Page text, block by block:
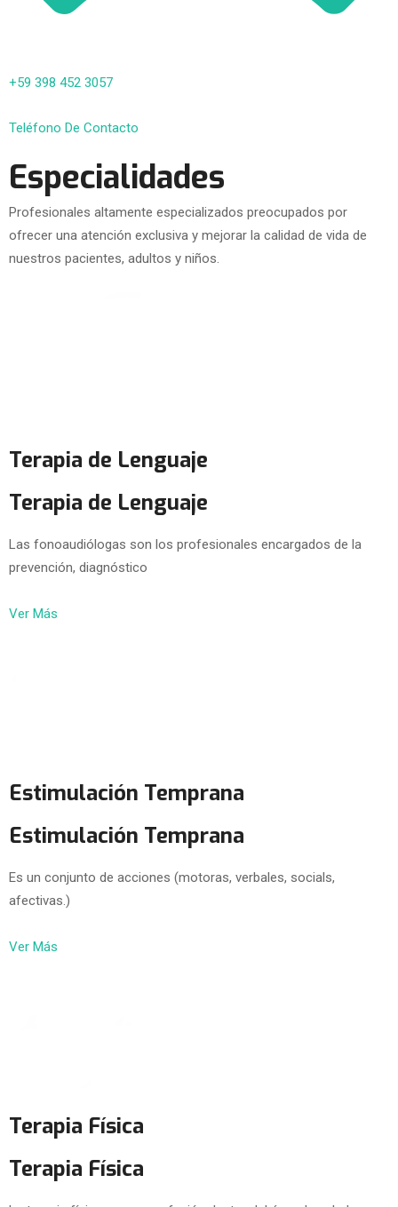
+59 398 452 3057
Teléfono De Contacto
Especialidades
Profesionales altamente especializados preocupados por
ofrecer una atención exclusiva y mejorar la calidad de vida de
nuestros pacientes, adultos y niños.
Terapia de Lenguaje
Terapia de Lenguaje
Las fonoaudiólogas son los profesionales encargados de la
prevención, diagnóstico
Ver Más
Estimulación Temprana
Estimulación Temprana
Es un conjunto de acciones (motoras, verbales, socials,
afectivas.)
Ver Más
Terapia Física
Terapia Física